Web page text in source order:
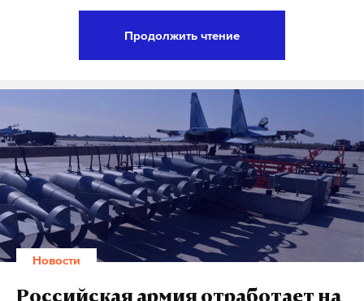
движущиеся по дороге «Газели», которые везли
сотрудников «Агро-Белогорья» на работу на
свинокомплексы, и легковой автомобиль. В
последнем находились дети, рассказали РИА
Новости в пресс-службе компании.
По последним данным, в результате атаки
пострадали 40 человек, в том числе трое детей. 30
человек госпитализированы, 10 получили
медицинскую помощь амбулаторно, заявил
Продолжить чтение
Новости